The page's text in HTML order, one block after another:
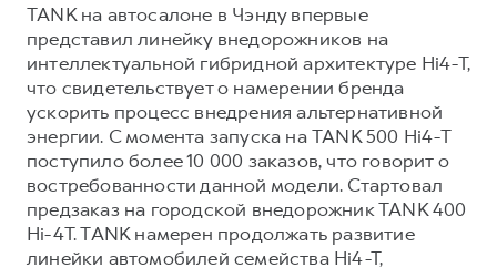
TANK на автосалоне в Чэнду впервые
представил линейку внедорожников на
интеллектуальной гибридной архитектуре Hi4-T,
что свидетельствует о намерении бренда
ускорить процесс внедрения альтернативной
энергии. С момента запуска на TANK 500 Hi4-T
поступило более 10 000 заказов, что говорит о
востребованности данной модели. Стартовал
предзаказ на городской внедорожник TANK 400
Hi-4T. TANK намерен продолжать развитие
линейки автомобилей семейства Hi4-T,